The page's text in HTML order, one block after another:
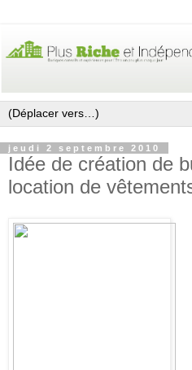
jeudi 2 septembre 2010
Idée de création de
location de